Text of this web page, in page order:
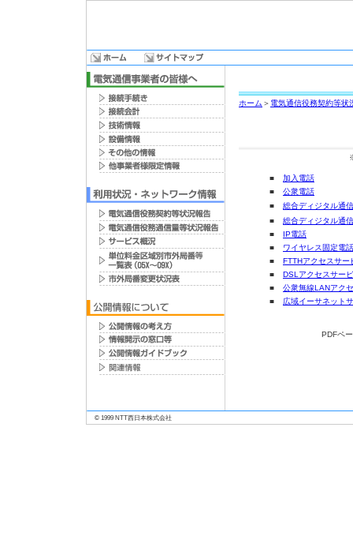
ホーム ＞ 電気通信役務契約等状
■
加入電話
■
公衆電話
■
総合ディジタル通
■
総合ディジタル通
■
IP電話
■
ワイヤレス固定電話
■
FTTHアクセスサー
■
DSLアクセスサー
■
公衆無線LANアク
■
広域イーサネット
PDFペ
© 1999 NTT西日本株式会社